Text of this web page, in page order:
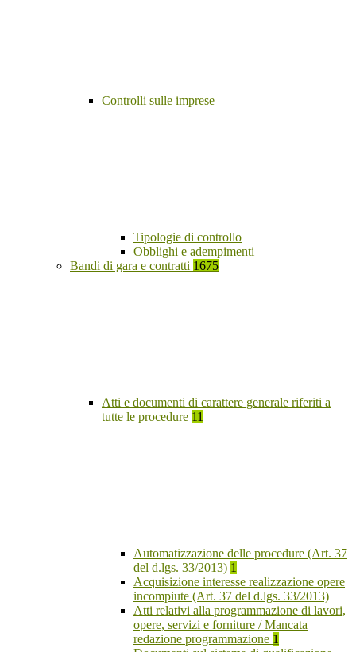
Controlli sulle imprese
Tipologie di controllo
Obblighi e adempimenti
Bandi di gara e contratti 1675
Atti e documenti di carattere generale riferiti a
tutte le procedure 11
Automatizzazione delle procedure (Art. 37
del d.lgs. 33/2013) 1
Acquisizione interesse realizzazione opere
incompiute (Art. 37 del d.lgs. 33/2013)
Atti relativi alla programmazione di lavori,
opere, servizi e forniture / Mancata
redazione programmazione 1